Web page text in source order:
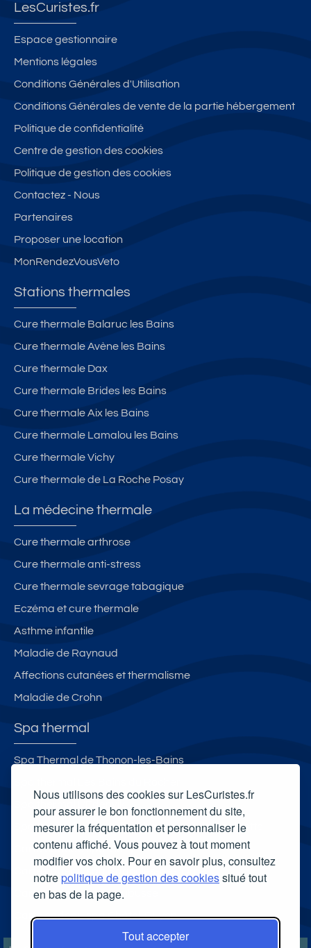
Nous utilisons des cookies sur LesCuristes.fr
pour assurer le bon fonctionnement du site,
mesurer la fréquentation et personnaliser le
contenu affiché. Vous pouvez à tout moment
modifier vos choix. Pour en savoir plus, consultez
notrepolitique de gestion des cookiessitué tout
en bas de la page.
Tout accepter
LesCuristes.fr
Espace gestionnaire
Mentions légales
Conditions Générales d'Utilisation
Conditions Générales de vente de la partie hébergement
Politique de confidentialité
Centre de gestion des cookies
Politique de gestion des cookies
Contactez - Nous
Partenaires
Proposer une location
MonRendezVousVeto
Stations thermales
Cure thermale Balaruc les Bains
Cure thermale Avène les Bains
Cure thermale Dax
Cure thermale Brides les Bains
Cure thermale Aix les Bains
Cure thermale Lamalou les Bains
Cure thermale Vichy
Cure thermale de La Roche Posay
La médecine thermale
Cure thermale arthrose
Cure thermale anti-stress
Cure thermale sevrage tabagique
Eczéma et cure thermale
Asthme infantile
Maladie de Raynaud
Affections cutanées et thermalisme
Maladie de Crohn
Spa thermal
Spa Thermal de Thonon-les-Bains
Spa thermal L'Edenvik
Spa thermal de la station thermale de la Chaldette
Carte cadeau spa Vichy
Carte cadeau spa Bagnoles-de-l'Orne
Carte cadeau spa Saubusse
Carte cadeau spa Châtel-Guyon